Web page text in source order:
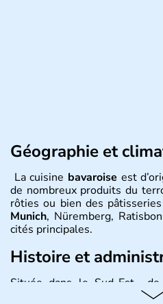
Géographie et
La cuisine bavaroise est
de nombreux produits du
rôties ou bien des
Munich, Nüremberg,
cités principales.
Histoire et
Située dans le Sud-Est de
fait